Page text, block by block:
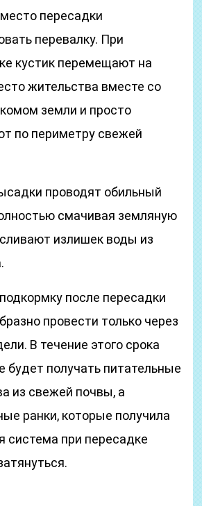
пересадки
перевалку. При
кустик перемещают на
жительства вместе со
земли и просто
по периметру свежей
проводят обильный
смачивая земляную
излишек воды из
после пересадки
провести только через
В течение этого срока
будет получать питательные
из свежей почвы, а
ранки, которые получила
система при пересадке